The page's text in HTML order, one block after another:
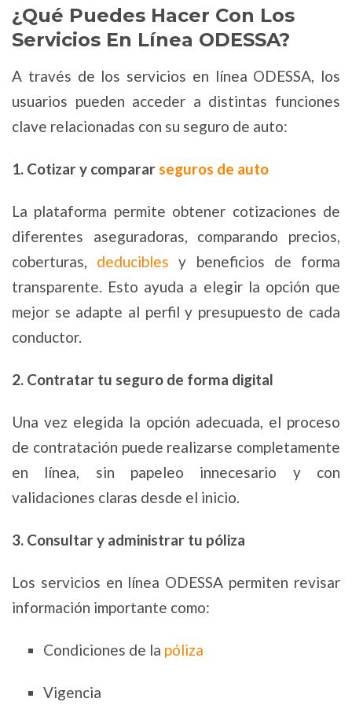
¿Qué Puedes Hacer Con Los
Servicios En Línea ODESSA?
A través de los servicios en línea ODESSA, los
usuarios pueden acceder a distintas funciones
clave relacionadas con su seguro de auto:
1. Cotizar y compararseguros de auto
La plataforma permite obtener cotizaciones de
diferentes aseguradoras, comparando precios,
coberturas, deduciblesy beneficios de forma
transparente. Esto ayuda a elegir la opción que
mejor se adapte al perfil y presupuesto de cada
conductor.
2. Contratar tu seguro de forma digital
Una vez elegida la opción adecuada, el proceso
de contratación puede realizarse completamente
en línea, sin papeleo innecesario y con
validaciones claras desde el inicio.
3. Consultar y administrar tu póliza
Los servicios en línea ODESSA permiten revisar
información importante como:
Condiciones de la póliza
Vigencia